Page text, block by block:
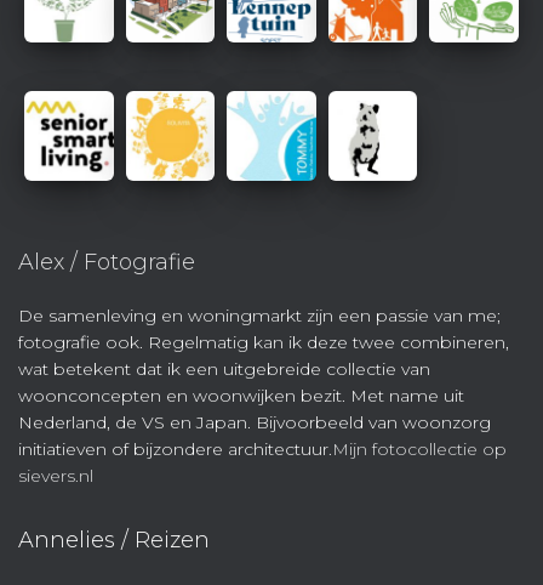
Alex / Fotografie
De samenleving en woningmarkt zijn een passie van me;
fotografie ook. Regelmatig kan ik deze twee combineren,
wat betekent dat ik een uitgebreide collectie van
woonconcepten en woonwijken bezit. Met name uit
Nederland, de VS en Japan. Bijvoorbeeld van woonzorg
initiatieven of bijzondere architectuur.Mijn fotocollectie op
sievers.nl
Annelies / Reizen